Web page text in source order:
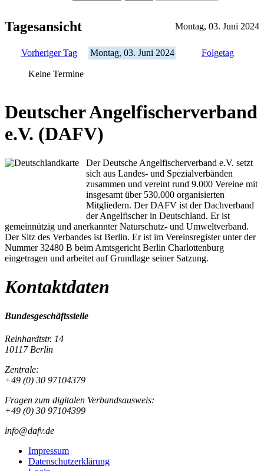
Tagesansicht Montag, 03. Juni 2024
Vorheriger Tag Montag, 03. Juni 2024 Folgetag
Keine Termine
Deutscher Angelfischerverband
e.V. (DAFV)
Der Deutsche Angelfischerverband e.V. setzt
sich aus Landes- und Spezialverbänden
zusammen und vereint rund 9.000 Vereine mit
insgesamt über 530.000 organisierten
Mitgliedern. Der DAFV ist der Dachverband
der Angelfischer in Deutschland. Er ist
gemeinnützig und anerkannter Naturschutz- und Umweltverband.
Der Sitz des Verbandes ist Berlin. Er ist im Vereinsregister unter der
Nummer 32480 B beim Amtsgericht Berlin Charlottenburg
eingetragen und arbeitet auf Grundlage seiner Satzung.
Kontaktdaten
Bundesgeschäftsstelle
Reinhardtstr. 14
10117 Berlin
Zentrale:
+49 (0) 30 97104379
Fragen zum digitalen Verbandsausweis:
+49 (0) 30 97104399
info@dafv.de
Impressum
Datenschutzerklärung